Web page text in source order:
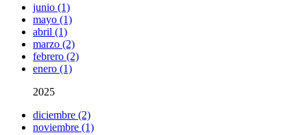
junio (1)
mayo (1)
abril (1)
marzo (2)
febrero (2)
enero (1)
2025
diciembre (2)
noviembre (1)